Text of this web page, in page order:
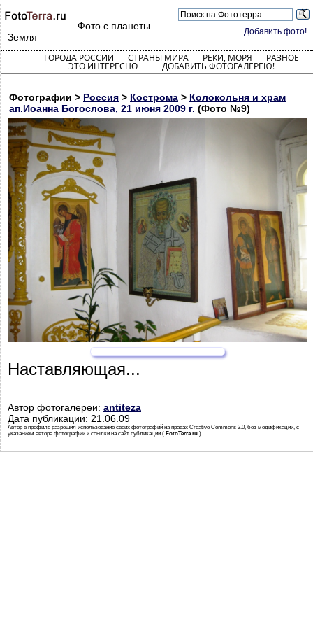
Добавить фото!
Фото с планеты
Земля
ГОРОДА РОССИИ СТРАНЫ МИРА РЕКИ, МОРЯ РАЗНОЕ
ЭТО ИНТЕРЕСНО ДОБАВИТЬ ФОТОГАЛЕРЕЮ!
Фотографии > Россия > Кострома > Колокольня и храм
ап.Иоанна Богослова, 21 июня 2009 г. (Фото №9)
Наставляющая...
Автор фотогалереи: antiteza
Дата публикации: 21.06.09
Автор в профиле разрешил использование своих фотографий на правах Creative Commons 3.0, без модификации, с
указанием автора фотографии и ссылки на сайт публикации ( FotoTerra.ru )